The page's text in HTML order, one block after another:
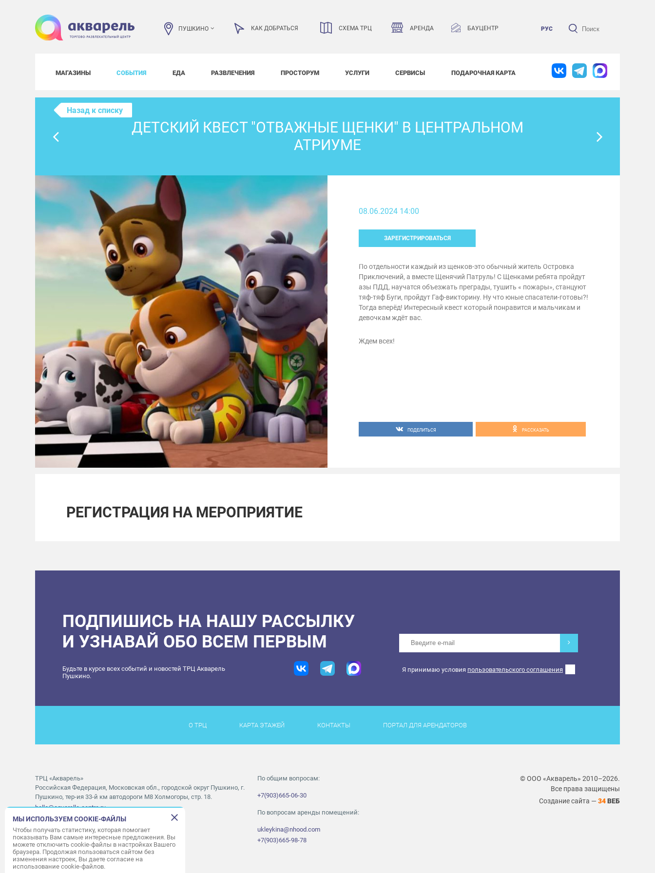
ПУШКИНО КАК ДОБРАТЬСЯ СХЕМА ТРЦ АРЕНДА БАУЦЕНТР РУС
МАГАЗИНЫ СОБЫТИЯ ЕДА РАЗВЛЕЧЕНИЯ ПРОСТОРУМ УСЛУГИ СЕРВИСЫ ПОДАРОЧНАЯ КАРТА
Назад к списку
ДЕТСКИЙ КВЕСТ "ОТВАЖНЫЕ ЩЕНКИ" В ЦЕНТРАЛЬНОМ
АТРИУМЕ
08.06.2024 14:00
ЗАРЕГИСТРИРОВАТЬСЯ
По отдельности каждый из щенков-это обычный житель Островка
Приключений, а вместе Щенячий Патруль! С Щенками ребята пройдут
азы ПДД, научатся объезжать преграды, тушить « пожары», станцуют
тяф-тяф Буги, пройдут Гаф-викторину. Ну что юные спасатели-готовы?!
Тогда вперёд! Интересный квест который понравится и мальчикам и
девочкам ждёт вас.
Ждем всех!
ПОДЕЛИТЬСЯ РАССКАЗАТЬ
РЕГИСТРАЦИЯ НА МЕРОПРИЯТИЕ
ПОДПИШИСЬ НА НАШУ РАССЫЛКУ
И УЗНАВАЙ ОБО ВСЕМ ПЕРВЫМ
Будьте в курсе всех событий и новостей ТРЦ Акварель
Пушкино.
Я принимаю условия пользовательского соглашения
О ТРЦ КАРТА ЭТАЖЕЙ КОНТАКТЫ ПОРТАЛ ДЛЯ АРЕНДАТОРОВ
ТРЦ «Акварель»
Российская Федерация, Московская обл., городской округ Пушкино, г.
Пушкино, тер-ия 33-й км автодороги М8 Холмогоры, стр. 18.
hello@aquarelle-centre.ru
Часы работы ТРЦ:с 10:00 до 22:00
Часы работы АШАН:с 07:30 до 23:00
Часы работы Мори Синема:с 10:00 до 01:00
По общим вопросам:
+7(903)665-06-30
По вопросам аренды помещений:
ukleykina@nhood.com
+7(903)665-98-78
© ООО «Акварель» 2010–2026.
Все права защищены
Создание сайта — 34ВЕБ
МЫ ИСПОЛЬЗУЕМ COOKIE-ФАЙЛЫ
Чтобы получать статистику, которая помогает
показывать Вам самые интересные предложения. Вы
можете отключить cookie-файлы в настройках Вашего
браузера. Продолжая пользоваться сайтом без
изменения настроек, Вы даете согласие на
использование cookie-файлов.